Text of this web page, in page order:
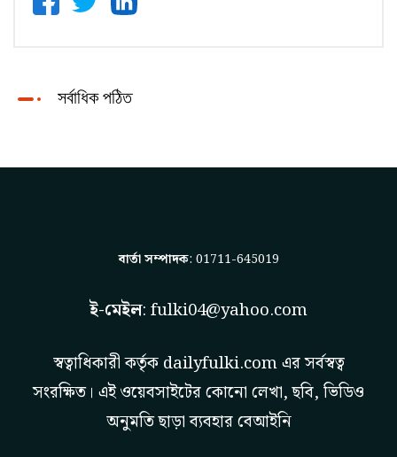
সর্বাধিক পঠিত
বার্তা সম্পাদক: 01711-645019
ই-মেইল: fulki04@yahoo.com
স্বত্বাধিকারী কর্তৃক dailyfulki.comএর সর্বস্বত্ব
সংরক্ষিত। এই ওয়েবসাইটের কোনো লেখা, ছবি, ভিডিও
অনুমতি ছাড়া ব্যবহার বেআইনি